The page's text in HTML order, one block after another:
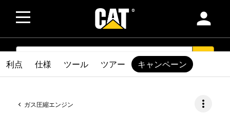
person
SEARCH
ガス圧縮エンジン more_vert
利点 仕様 ツール ツアー キャンペーン